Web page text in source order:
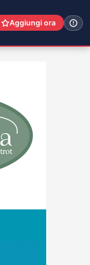
Aggiungi ora